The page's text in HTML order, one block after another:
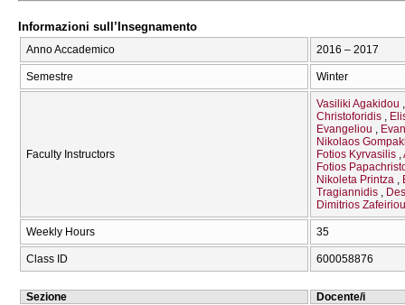
Informazioni sull’Insegnamento
Anno Accademico 2016 – 2017
Semestre Winter
Faculty Instructors
Vasiliki Agakidou
Christoforidis
Evangeliou
Nikolaos
Fotios Kyrvasilis
Fotios
Nikoleta Printza
Tragiannidis
Dimitrios Zafeiriou
Weekly Hours 35
Class ID 600058876
Sezione
Docente/i